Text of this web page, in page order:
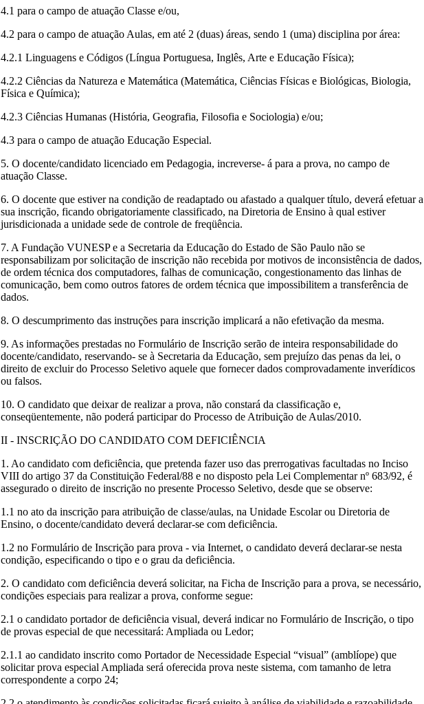
4.1 para o campo de atuação Classe e/ou,
4.2 para o campo de atuação Aulas, em até 2 (duas) áreas, sendo 1 (uma) disciplina por área:
4.2.1 Linguagens e Códigos (Língua Portuguesa, Inglês, Arte e Educação Física);
4.2.2 Ciências da Natureza e Matemática (Matemática, Ciências Físicas e Biológicas, Biologia,
Física e Química);
4.2.3 Ciências Humanas (História, Geografia, Filosofia e Sociologia) e/ou;
4.3 para o campo de atuação Educação Especial.
5. O docente/candidato licenciado em Pedagogia, increverse- á para a prova, no campo de
atuação Classe.
6. O docente que estiver na condição de readaptado ou afastado a qualquer título, deverá efetuar a
sua inscrição, ficando obrigatoriamente classificado, na Diretoria de Ensino à qual estiver
jurisdicionada a unidade sede de controle de freqüência.
7. A Fundação VUNESP e a Secretaria da Educação do Estado de São Paulo não se
responsabilizam por solicitação de inscrição não recebida por motivos de inconsistência de dados,
de ordem técnica dos computadores, falhas de comunicação, congestionamento das linhas de
comunicação, bem como outros fatores de ordem técnica que impossibilitem a transferência de
dados.
8. O descumprimento das instruções para inscrição implicará a não efetivação da mesma.
9. As informações prestadas no Formulário de Inscrição serão de inteira responsabilidade do
docente/candidato, reservando- se à Secretaria da Educação, sem prejuízo das penas da lei, o
direito de excluir do Processo Seletivo aquele que fornecer dados comprovadamente inverídicos
ou falsos.
10. O candidato que deixar de realizar a prova, não constará da classificação e,
conseqüentemente, não poderá participar do Processo de Atribuição de Aulas/2010.
II - INSCRIÇÃO DO CANDIDATO COM DEFICIÊNCIA
1. Ao candidato com deficiência, que pretenda fazer uso das prerrogativas facultadas no Inciso
VIII do artigo 37 da Constituição Federal/88 e no disposto pela Lei Complementar nº 683/92, é
assegurado o direito de inscrição no presente Processo Seletivo, desde que se observe:
1.1 no ato da inscrição para atribuição de classe/aulas, na Unidade Escolar ou Diretoria de
Ensino, o docente/candidato deverá declarar-se com deficiência.
1.2 no Formulário de Inscrição para prova - via Internet, o candidato deverá declarar-se nesta
condição, especificando o tipo e o grau da deficiência.
2. O candidato com deficiência deverá solicitar, na Ficha de Inscrição para a prova, se necessário,
condições especiais para realizar a prova, conforme segue:
2.1 o candidato portador de deficiência visual, deverá indicar no Formulário de Inscrição, o tipo
de provas especial de que necessitará: Ampliada ou Ledor;
2.1.1 ao candidato inscrito como Portador de Necessidade Especial “visual” (amblíope) que
solicitar prova especial Ampliada será oferecida prova neste sistema, com tamanho de letra
correspondente a corpo 24;